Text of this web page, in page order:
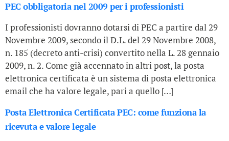
PEC obbligatoria nel 2009 per i professionisti
I professionisti dovranno dotarsi di PEC a partire dal 29
Novembre 2009, secondo il D.L. del 29 Novembre 2008,
n. 185 (decreto anti-crisi) convertito nella L. 28 gennaio
2009, n. 2. Come già accennato in altri post, la posta
elettronica certificata è un sistema di posta elettronica
email che ha valore legale, pari a quello […]
Posta Elettronica Certificata PEC: come funziona la
ricevuta e valore legale